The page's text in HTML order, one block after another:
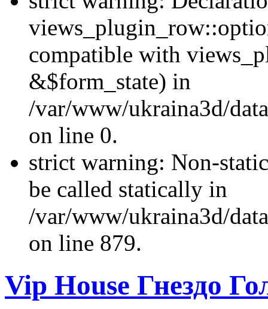
compatible with
&$form_state) in
/var/www/ukraina3d/
on line 0.
strict warning: Non-
be called statically in
/var/www/ukraina3d/
on line 879.
Vip House Гнездо